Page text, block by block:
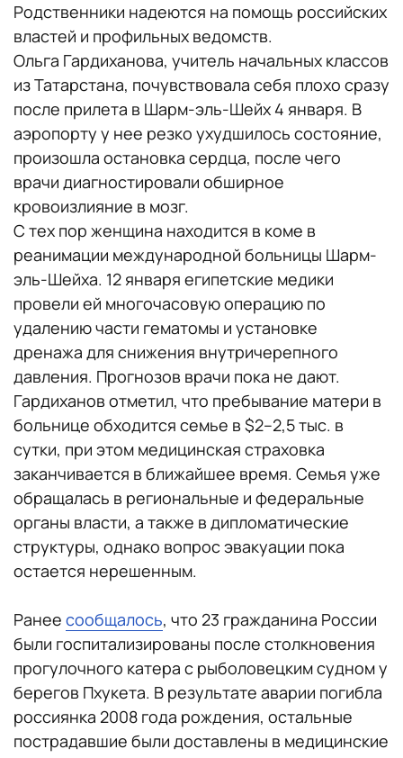
Родственники надеются на помощь российских
властей и профильных ведомств.
Ольга Гардиханова, учитель начальных классов
из Татарстана, почувствовала себя плохо сразу
после прилета в Шарм-эль-Шейх 4 января. В
аэропорту у нее резко ухудшилось состояние,
произошла остановка сердца, после чего
врачи диагностировали обширное
кровоизлияние в мозг.
С тех пор женщина находится в коме в
реанимации международной больницы Шарм-
эль-Шейха. 12 января египетские медики
провели ей многочасовую операцию по
удалению части гематомы и установке
дренажа для снижения внутричерепного
давления. Прогнозов врачи пока не дают.
Гардиханов отметил, что пребывание матери в
больнице обходится семье в $2–2,5 тыс. в
сутки, при этом медицинская страховка
заканчивается в ближайшее время. Семья уже
обращалась в региональные и федеральные
органы власти, а также в дипломатические
структуры, однако вопрос эвакуации пока
остается нерешенным.
Ранее сообщалось, что 23 гражданина России
были госпитализированы после столкновения
прогулочного катера с рыболовецким судном у
берегов Пхукета. В результате аварии погибла
россиянка 2008 года рождения, остальные
пострадавшие были доставлены в медицинские